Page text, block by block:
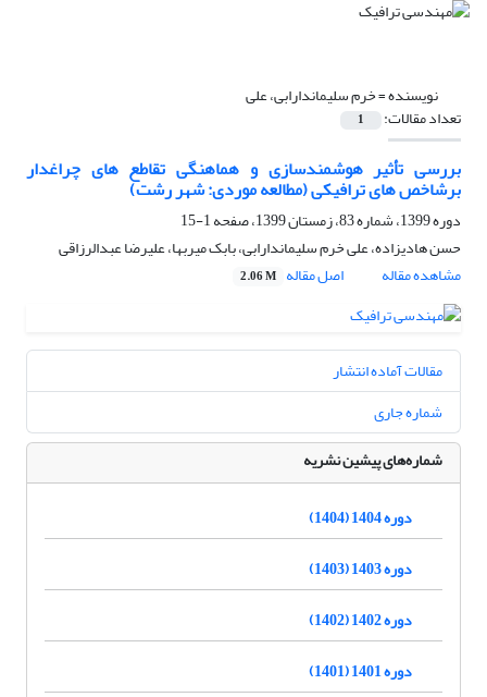
نویسنده =خرم سلیماندارابی، علی
تعداد مقالات: 1
بررسی تأثیر هوشمندسازی و هماهنگی تقاطع های چراغدار
برشاخص های ترافیکی (مطالعه موردی: شهر رشت)
دوره 1399، شماره 83، زمستان 1399، صفحه
1-15
حسن هادیزاده، علی خرم سلیماندارابی، بابک میربها، علیرضا عبدالرزاقی
مشاهده مقاله
اصل مقاله 2.06 M
مقالات آماده انتشار
شماره جاری
شماره‌های پیشین نشریه
دوره 1404 (1404)
دوره 1403 (1403)
دوره 1402 (1402)
دوره 1401 (1401)